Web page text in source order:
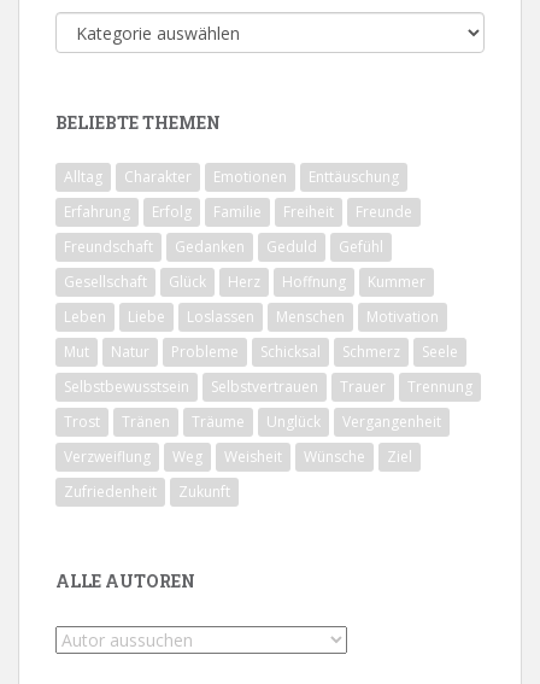
Alle
Themen
BELIEBTE THEMEN
Alltag Charakter Emotionen
Enttäuschung
Erfahrung
Erfolg Familie Freiheit
Freunde
Freundschaft
Gedanken Geduld
Gefühl
Gesellschaft
Glück Herz Hoffnung
Kummer
Leben
Liebe Loslassen Menschen
Motivation
Mut
Natur Probleme Schicksal Schmerz
Seele
Selbstbewusstsein
Selbstvertrauen Trauer
Trennung
Trost
Tränen Träume Unglück
Vergangenheit
Verzweiflung
Weg Weisheit Wünsche
Ziel
Zufriedenheit
Zukunft
ALLE AUTOREN